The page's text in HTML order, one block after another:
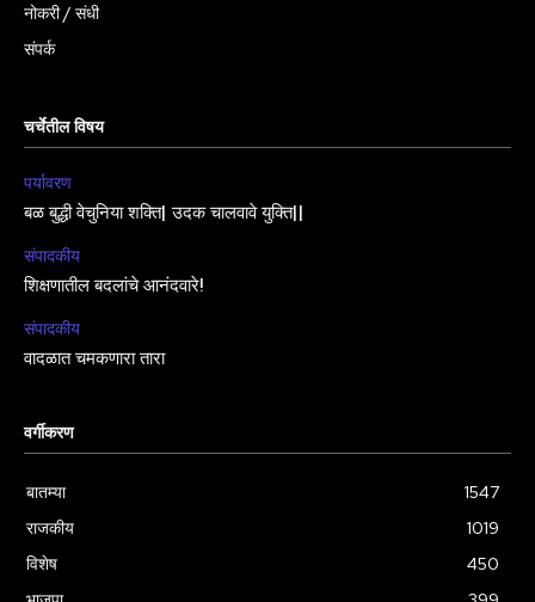
नोकरी / संधी
संपर्क
चर्चेतील विषय
पर्यावरण
बळ बुद्धी वेचुनिया शक्ति| उदक चालवावे युक्ति||
संपादकीय
शिक्षणातील बदलांचे आनंदवारे!
संपादकीय
वादळात चमकणारा तारा
वर्गीकरण
बातम्या
1547
राजकीय
1019
विशेष
450